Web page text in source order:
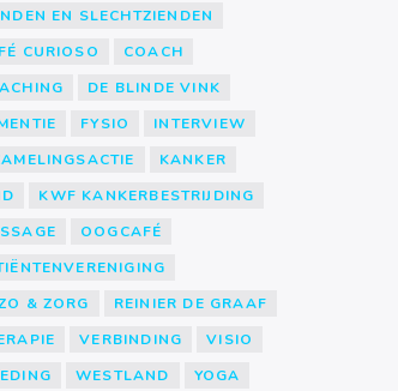
EN SLECHTZIENDEN
CURIOSO
COACH
DE BLINDE VINK
FYSIO
INTERVIEW
KANKER
KWF KANKERBESTRIJDING
OOGCAFÉ
& ZORG
REINIER DE GRAAF
VERBINDING
VISIO
WESTLAND
YOGA